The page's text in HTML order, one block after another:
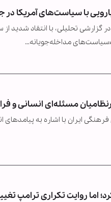
با سیاست‌های آمریکا
تحلیلی، با انتقاد شدید
مداخله‌جویانه…
مسئله‌ای انسانی و
ایران با اشاره به پیامدهای
اما روایت تکراری ترامپ